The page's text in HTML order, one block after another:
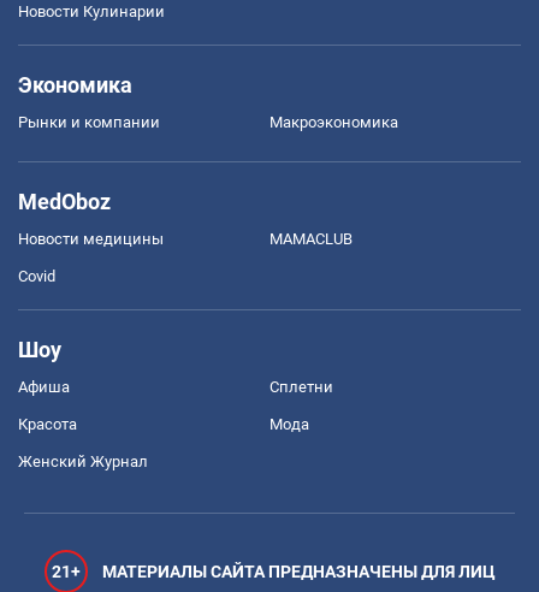
Новости Кулинарии
Экономика
Рынки и компании Mакроэкономика
MedOboz
Новости медицины MAMACLUB
Covid
Шоу
Афиша Сплетни
Красота Мода
Женский Журнал
21+
МАТЕРИАЛЫ САЙТА ПРЕДНАЗНАЧЕНЫ ДЛЯ ЛИЦ